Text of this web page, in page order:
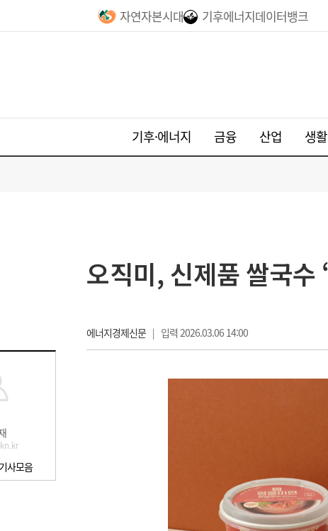
자연자본시대 기후에너지데이터뱅크
기후·에너지 금융 산업 생
사모음
오직미, 신제품 쌀국수
에너지경제신문| 입력 2026.03.06 14:00